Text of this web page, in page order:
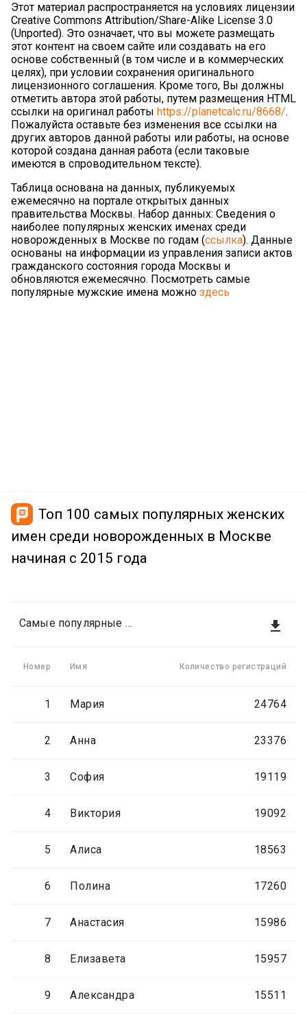
Этот материал распространяется на условиях лицензии
Creative Commons Attribution/Share-Alike License 3.0
(Unported). Это означает, что вы можете размещать
этот контент на своем сайте или создавать на его
основе собственный (в том числе и в коммерческих
целях), при условии сохранения оригинального
лицензионного соглашения. Кроме того, Вы должны
отметить автора этой работы, путем размещения HTML
ссылки на оригинал работы https://planetcalc.ru/8668/.
Пожалуйста оставьте без изменения все ссылки на
других авторов данной работы или работы, на основе
которой создана данная работа (если таковые
имеются в спроводительном тексте).
Таблица основана на данных, публикуемых
ежемесячно на портале открытых данных
правительства Москвы. Набор данных: Сведения о
наиболее популярных женских именах среди
новорожденных в Москве по годам (ссылка). Данные
основаны на информации из управления записи актов
гражданского состояния города Москвы и
обновляются ежемесячно. Посмотреть самые
популярные мужские имена можно здесь
Топ 100 самых популярных женских
имен среди новорожденных в Москве
начиная с 2015 года

Самые популярные женские имена
Номер Имя Количество регистраций
1 Мария 24764
2 Анна 23376
3 София 19119
4 Виктория 19092
5 Алиса 18563
6 Полина 17260
7 Анастасия 15986
8 Елизавета 15957
9 Александра 15511